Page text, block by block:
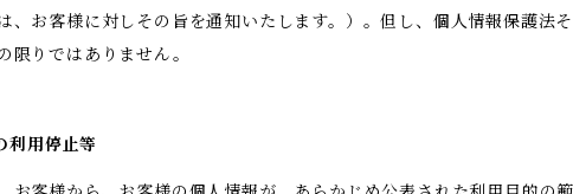
、お客様に対しその旨を通知いたします。）。但し、個人情報保護法
限りではありません。
利用停止等